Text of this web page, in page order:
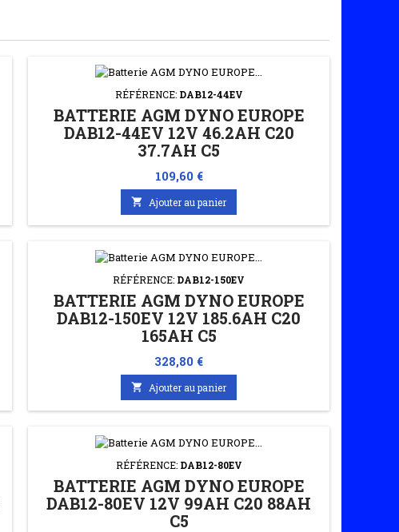
RÉFÉRENCE: DAB12-44EV
BATTERIE AGM DYNO EUROPE
DAB12-44EV 12V 46.2AH C20
37.7AH C5
Prix
109,60 €
 Ajouter au panier
RÉFÉRENCE: DAB12-150EV
BATTERIE AGM DYNO EUROPE
DAB12-150EV 12V 185.6AH C20
165AH C5
Prix
328,80 €
 Ajouter au panier
RÉFÉRENCE: DAB12-80EV
BATTERIE AGM DYNO EUROPE
DAB12-80EV 12V 99AH C20 88AH
C5